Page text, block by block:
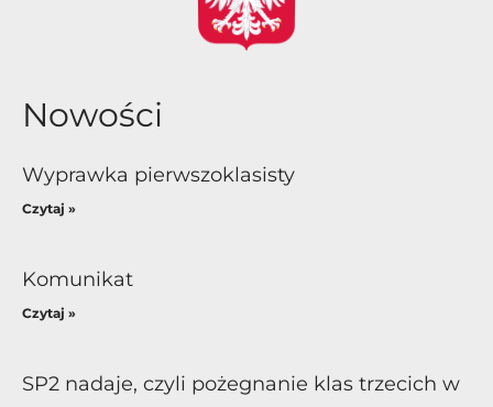
Nowości
Wyprawka pierwszoklasisty
Czytaj »
Komunikat
Czytaj »
SP2 nadaje, czyli pożegnanie klas trzecich w